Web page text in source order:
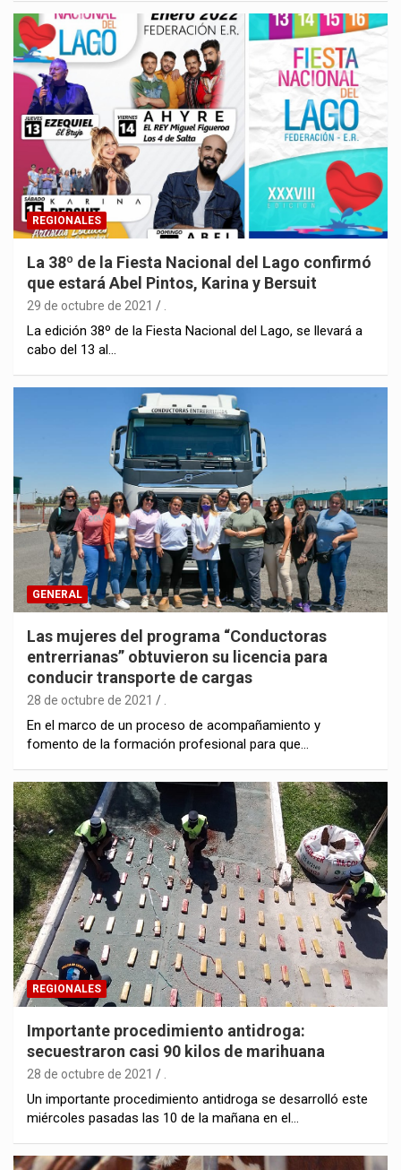
REGIONALES
La 38º de la Fiesta Nacional del Lago confirmó
que estará Abel Pintos, Karina y Bersuit
29 de octubre de 2021
La edición 38º de la Fiesta Nacional del Lago, se llevará a
cabo del 13 al…
GENERAL
Las mujeres del programa “Conductoras
entrerrianas” obtuvieron su licencia para
conducir transporte de cargas
28 de octubre de 2021
En el marco de un proceso de acompañamiento y
fomento de la formación profesional para que…
REGIONALES
Importante procedimiento antidroga:
secuestraron casi 90 kilos de marihuana
28 de octubre de 2021
Un importante procedimiento antidroga se desarrolló este
miércoles pasadas las 10 de la mañana en el…